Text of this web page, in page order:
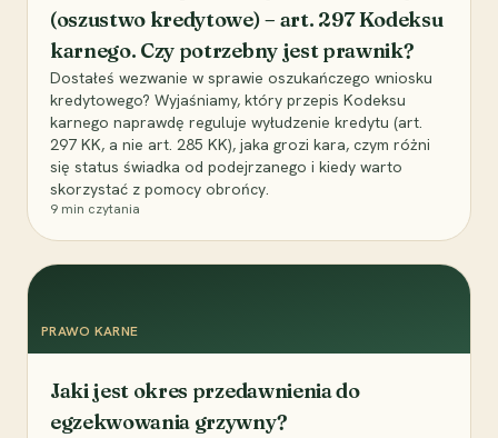
(oszustwo kredytowe) – art. 297 Kodeksu
karnego. Czy potrzebny jest prawnik?
Dostałeś wezwanie w sprawie oszukańczego wniosku
kredytowego? Wyjaśniamy, który przepis Kodeksu
karnego naprawdę reguluje wyłudzenie kredytu (art.
297 KK, a nie art. 285 KK), jaka grozi kara, czym różni
się status świadka od podejrzanego i kiedy warto
skorzystać z pomocy obrońcy.
9 min czytania
PRAWO KARNE
Jaki jest okres przedawnienia do
egzekwowania grzywny?